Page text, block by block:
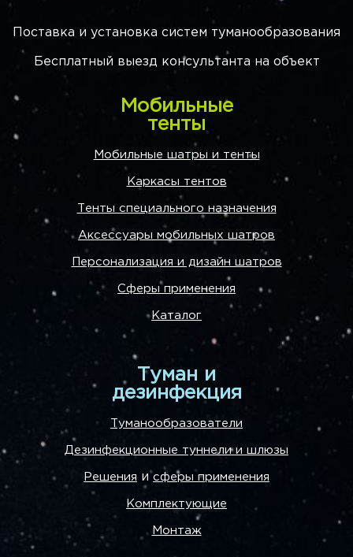
Поставка и установка систем туманообразования
Бесплатный выезд консультанта на объект
Мобильные
тенты
Мобильные шатры и тенты
Каркасы тентов
Тенты специального назначения
Аксессуары мобильных шатров
Персонализация и дизайн шатров
Сферы применения
Каталог
Туман и
дезинфекция
Туманообразователи
Дезинфекционные туннели и шлюзы
Решения исферы применения
Комплектующие
Монтаж